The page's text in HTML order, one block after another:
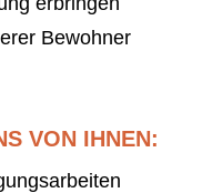
Bewohner
VON IHNEN: